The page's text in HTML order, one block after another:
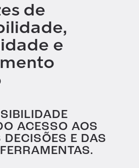
de
e
ACESSO AOS
E DAS